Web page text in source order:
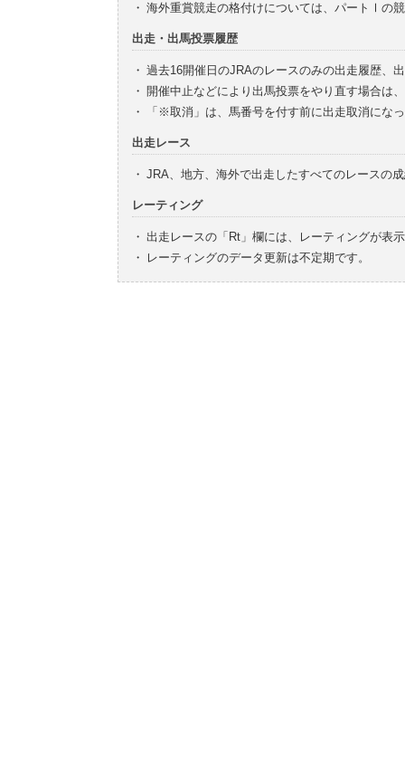
・ 海外重賞競走の格付けについては、パートⅠの
出走・出馬投票履歴
・ 過去16開催日のJRAのレースのみの出走履歴、
・ 開催中止などにより出馬投票をやり直す場合は
・
「※取消」は、馬番号を付す前に出走取消にな
出走レース
・ JRA、地方、海外で出走したすべてのレースの
レーティング
・ 出走レースの「Rt」欄には、レーティングが表
・
レーティングのデータ更新は不定期です。